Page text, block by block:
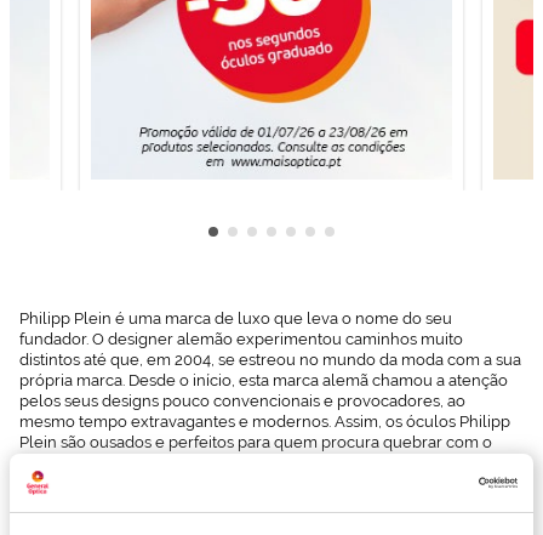
Philipp Plein é uma marca de luxo que leva o nome do seu
fundador. O designer alemão experimentou caminhos muito
distintos até que, em 2004, se estreou no mundo da moda com a sua
própria marca. Desde o início, esta marca alemã chamou a atenção
pelos seus designs pouco convencionais e provocadores, ao
mesmo tempo extravagantes e modernos. Assim, os óculos Philipp
Plein são ousados e perfeitos para quem procura quebrar com o
se adaptam perfeitamente a qualquer ocasião e a qualquer look.